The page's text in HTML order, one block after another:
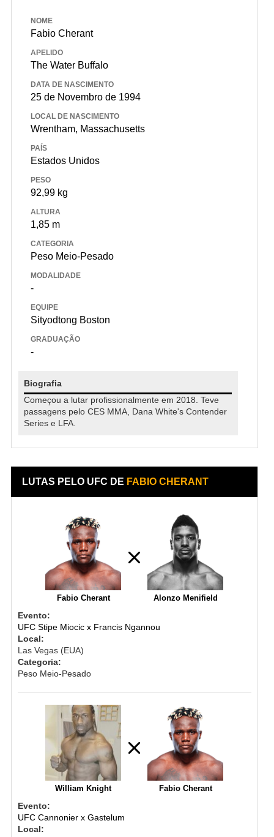
NOME
Fabio Cherant
APELIDO
The Water Buffalo
DATA DE NASCIMENTO
25 de Novembro de 1994
LOCAL DE NASCIMENTO
Wrentham, Massachusetts
PAÍS
Estados Unidos
PESO
92,99 kg
ALTURA
1,85 m
CATEGORIA
Peso Meio-Pesado
MODALIDADE
-
EQUIPE
Sityodtong Boston
GRADUAÇÃO
-
Biografia
Começou a lutar profissionalmente em 2018. Teve
passagens pelo CES MMA, Dana White's Contender
Series e LFA.
LUTAS PELO UFC DE FABIO CHERANT
Fabio Cherant Alonzo Menifield
Evento:
UFC Stipe Miocic x Francis Ngannou
Local:
Las Vegas (EUA)
Categoria:
Peso Meio-Pesado
William Knight Fabio Cherant
Evento:
UFC Cannonier x Gastelum
Local: